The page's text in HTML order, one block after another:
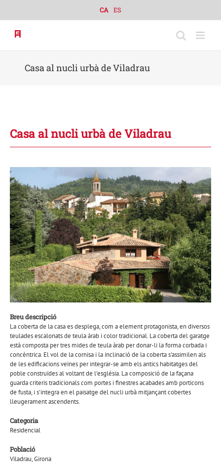
content
CA ES
Casa al nucli urbà de Viladrau
Casa al nucli urbà de Viladrau
Breu descripció
La coberta de la casa es desplega, com a element protagonista, en diversos
teulades escalonats de teula àrab i color tradicional. La coberta del garatge
està composta per tres mides de teula àrab per donar-li la forma corbada i
concèntrica. El vol de la cornisa i la inclinació de la coberta s'assimilen als
de les edificacions veïnes per integrar-se amb els antics habitatges del
poble construïdes al voltant de l'església. La composició de la façana
guarda criteris tradicionals com portes i finestres acabades amb porticons
de fusta, i s'integra en el paisatge del nucli urbà mitjançant cobertes
lleugerament ascendents.
Categoria
Residencial
Població
Viladrau, Girona